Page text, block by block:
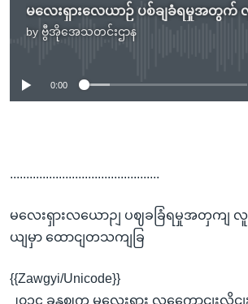
by ဗွီအိုအေသတင်းဌာန
No media source currently
0:00
..............................................
မလေးရှားလယောဉျ ပဈခခြံရမှုအတှကျ
ယျမှာ ထောငျတသကျခြ
{{Zawgyi/Unicode}}
၂၀၁၄ ခုနှဈက မလေးရှား လကွေောငျးလိုင